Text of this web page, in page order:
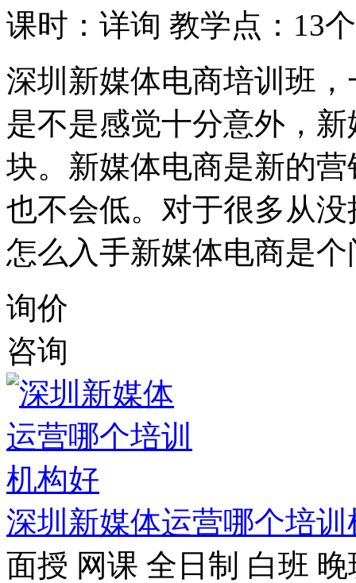
课时：详询 教学点：13个
深圳新媒体电商培训班
是不是感觉十分意外，
块。新媒体电商是新的
也不会低。对于很多从
怎么入手新媒体电商是个
询价
咨询
深圳新媒体运营哪个培训
面授 网课 全日制 白班 晚